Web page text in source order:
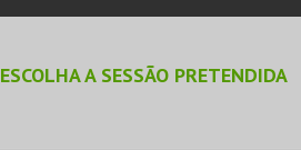
ESCOLHA A SESSÃO PRETENDIDA